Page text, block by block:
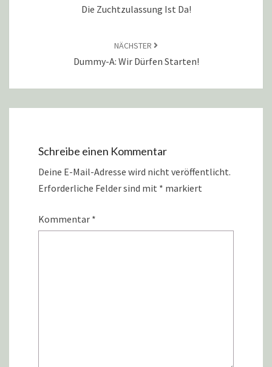
Die Zuchtzulassung Ist Da!
NÄCHSTER
Dummy-A: Wir Dürfen Starten!
Schreibe einen Kommentar
Deine E-Mail-Adresse wird nicht veröffentlicht.
Erforderliche Felder sind mit * markiert
Kommentar *